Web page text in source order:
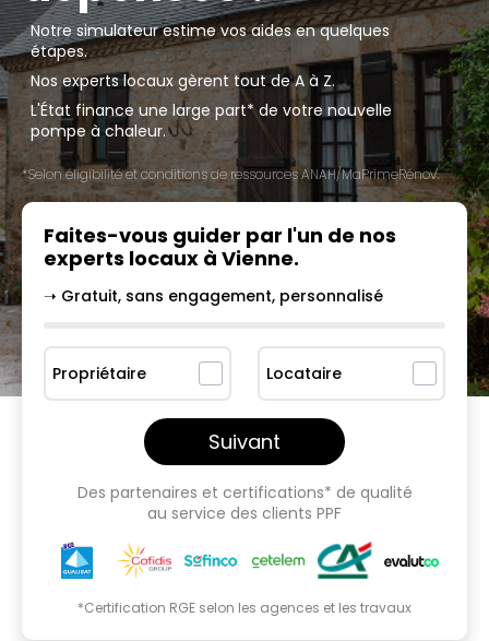
Notre simulateur estime vos aides en quelques
étapes.
Nos experts locaux gèrent tout de A à Z.
L'État finance une large part* de votre nouvelle
pompe à chaleur.
*Selon éligibilité et conditions de ressources ANAH/MaPrimeRénov'.
Faites-vous guider par l'un de nos
experts locaux à Vienne.
➝ Gratuit, sans engagement, personnalisé
Propriétaire Locataire
Suivant
Des partenaires et certifications* de qualité
au service des clients PPF
*Certification RGE selon les agences et les travaux